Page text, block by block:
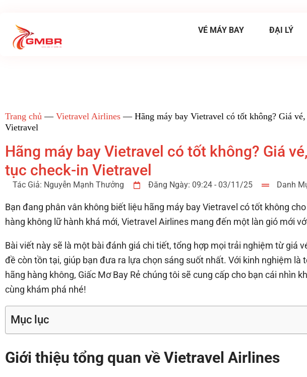
VÉ MÁY BAY ĐẠI LÝ
Trang chủ — Vietravel Airlines — Hãng máy bay Vietravel có tốt không? Giá
Vietravel
Hãng máy bay Vietravel có tốt không? Giá
tục check-in Vietravel
Tác Giả: Nguyễn Mạnh Thưởng Đăng Ngày: 09:24 - 03/11/25 Danh
Bạn đang phân vân không biết liệu hãng máy bay Vietravel có tốt không
hàng không lữ hành khá mới, Vietravel Airlines mang đến một làn gió mới
Bài viết này sẽ là một bài đánh giá chi tiết, tổng hợp mọi trải nghiệm từ giá
đề còn tồn tại, giúp bạn đưa ra lựa chọn sáng suốt nhất. Với kinh nghiệm là
hãng hàng không, Giấc Mơ Bay Rẻ chúng tôi sẽ cung cấp cho bạn cái nhìn
cùng khám phá nhé!
Mục lục
Giới thiệu tổng quan về Vietravel Airlines